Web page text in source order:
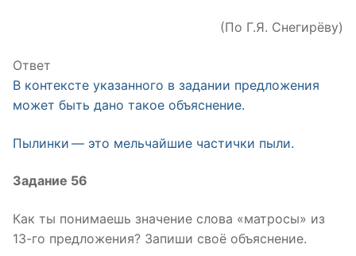
(По Г.Я. Снегирёву)
Ответ
В контексте указанного в задании предложения
может быть дано такое объяснение.
Пылинки — это мельчайшие частички пыли.
Задание 56
Как ты понимаешь значение слова «матросы» из
13-го предложения? Запиши своё объяснение.